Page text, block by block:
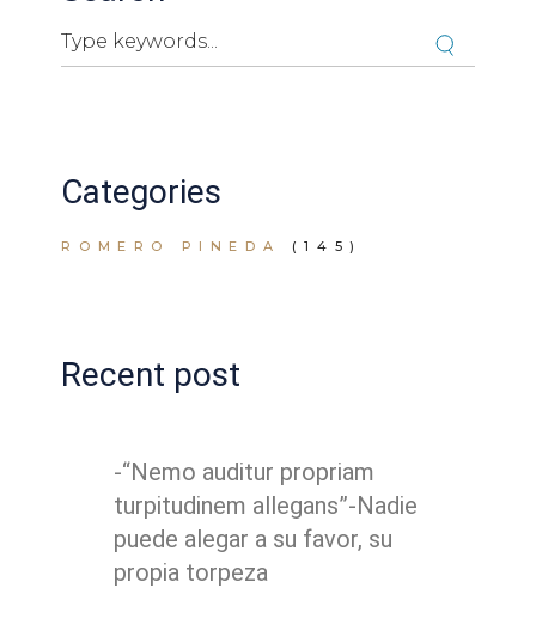
Search
Categories
ROMERO PINEDA (145)
Recent post
-“Nemo auditur propriam
turpitudinem allegans”-Nadie
puede alegar a su favor, su
propia torpeza